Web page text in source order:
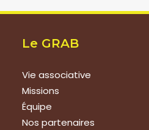
Le GRAB
Vie associative
Missions
Équipe
Nos partenaires